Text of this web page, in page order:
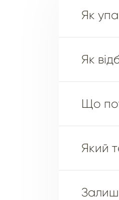
Як
Як
Що
Який